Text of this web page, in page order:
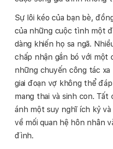
Sự lôi kéo của bạn bè,
của những cuộc tình một
dàng khiến họ sa ngã.
chấp nhận gắn bó với một
những chuyến công tác
giai đoạn vợ không thể
mang thai và sinh con. Tất
ánh một suy nghĩ ích kỷ
về mối quan hệ hôn nhân
đình.